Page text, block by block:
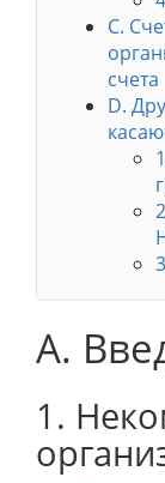
C.
счета
D.
A.
1.